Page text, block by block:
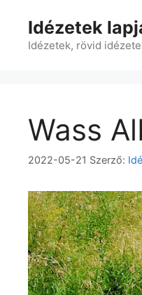
tartalomba
Idézetek
Idézetek, rövid
Wass
2022-05-21 Szerző: